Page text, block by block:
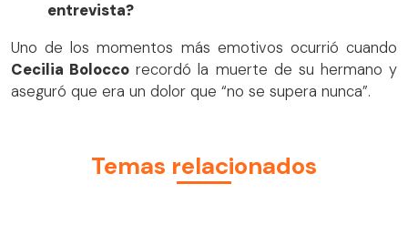
entrevista?
Uno de los momentos más emotivos ocurrió cuando
Cecilia Bolocco recordó la muerte de su hermano y
aseguró que era un dolor que “no se supera nunca”.
Temas relacionados